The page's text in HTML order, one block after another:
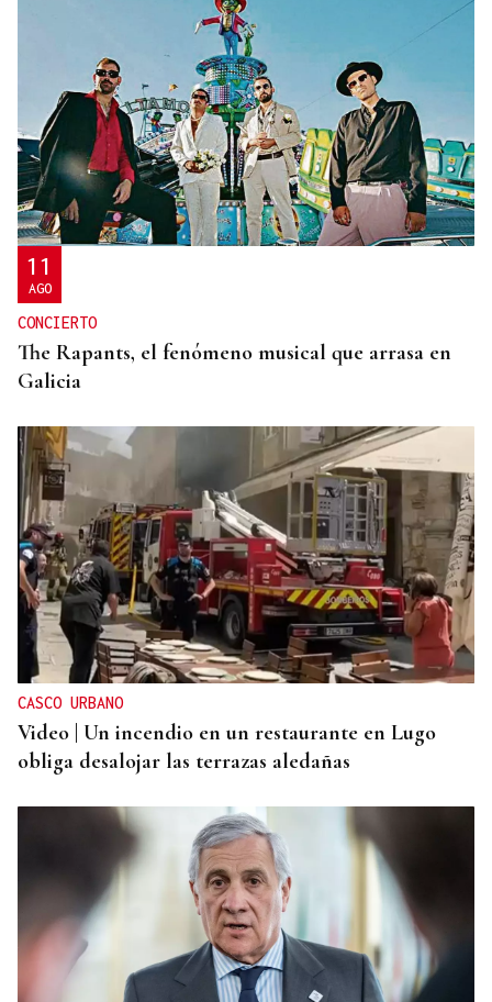
DERROTA
Demasiado rival en Barreiro para la UD Ourense
(2-0)
11
AGO
CONCIERTO
The Rapants, el fenómeno musical que arrasa en
Galicia
CASCO URBANO
Video | Un incendio en un restaurante en Lugo
obliga desalojar las terrazas aledañas